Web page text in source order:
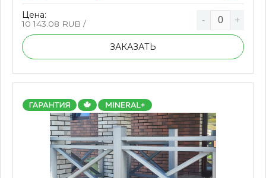
Цена:
10 143.08 RUB / - +
ЗАКАЗАТЬ